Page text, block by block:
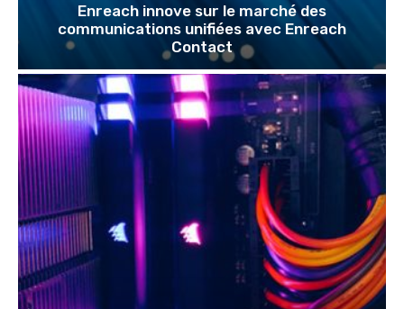
Enreach innove sur le marché des
communications unifiées avec Enreach
Contact